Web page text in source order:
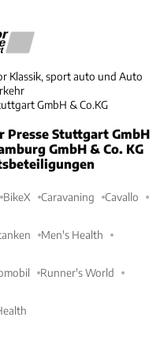
Klassik, sport auto und Auto
GmbH & Co.KG
Stuttgart GmbH
GmbH & Co. KG
BikeX Caravaning Cavallo
Men's Health
Runner's World